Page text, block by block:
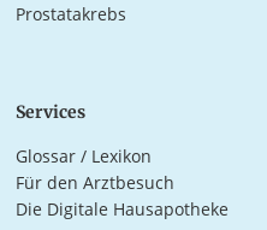
Prostatakrebs
Services
Glossar / Lexikon
Für den Arztbesuch
Die Digitale Hausapotheke